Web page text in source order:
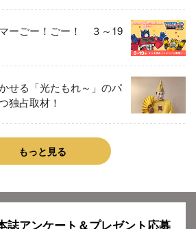
ーごー！ごー！ ３～19
せる「光たもれ～」のパ
独占取材！
もっと見る
誌アンケート＆プレゼント応募